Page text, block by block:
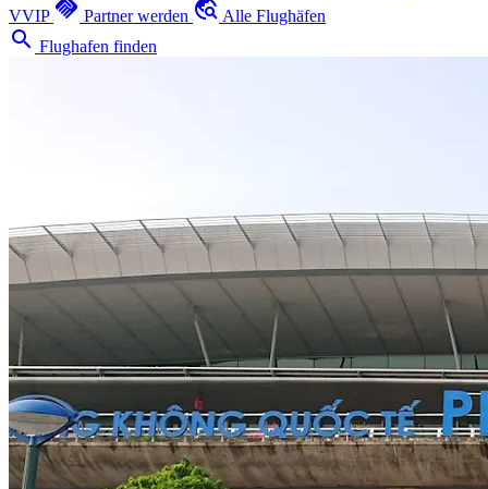
VVIP handshake Partner werden travel_explore Alle Flughäfen
search Flughafen finden